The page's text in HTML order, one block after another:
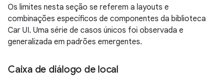
Os limites nesta seção se referem a layouts e
combinações específicos de componentes da biblioteca
Car UI. Uma série de casos únicos foi observada e
generalizada em padrões emergentes.
Caixa de diálogo de local